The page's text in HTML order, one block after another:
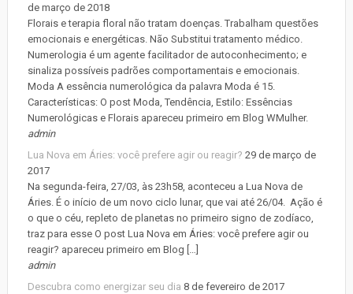
de março de 2018
Florais e terapia floral não tratam doenças. Trabalham questões
emocionais e energéticas. Não Substitui tratamento médico.
Numerologia é um agente facilitador de autoconhecimento; e
sinaliza possíveis padrões comportamentais e emocionais.
Moda A essência numerológica da palavra Moda é 15.
Características: O post Moda, Tendência, Estilo: Essências
Numerológicas e Florais apareceu primeiro em Blog WMulher.
admin
Lua Nova em Áries: você prefere agir ou reagir? 29 de março de
2017
Na segunda-feira, 27/03, às 23h58, aconteceu a Lua Nova de
Áries. É o início de um novo ciclo lunar, que vai até 26/04. Ação é
o que o céu, repleto de planetas no primeiro signo de zodíaco,
traz para esse O post Lua Nova em Áries: você prefere agir ou
reagir? apareceu primeiro em Blog […]
admin
Descubra como energizar seu dia 8 de fevereiro de 2017